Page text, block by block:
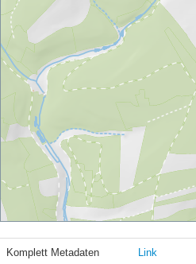
Komplett Metadaten Link